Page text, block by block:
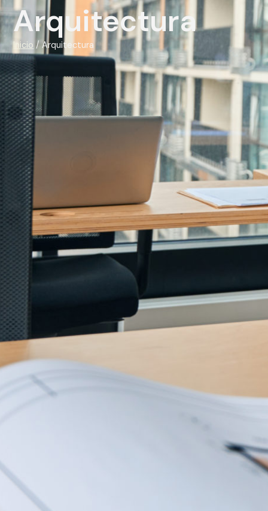
Arquitectura
Inicio / Arquitectura